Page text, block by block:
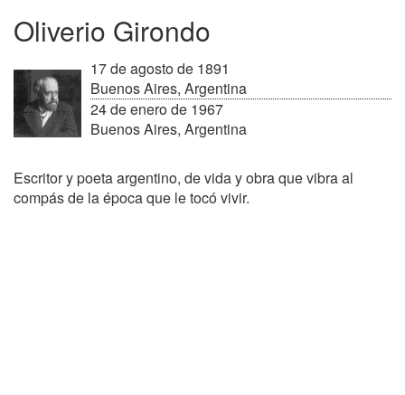
Oliverio Girondo
17 de agosto de 1891
Buenos Aires, Argentina
24 de enero de 1967
Buenos Aires, Argentina
Escritor y poeta argentino, de vida y obra que vibra al
compás de la época que le tocó vivir.